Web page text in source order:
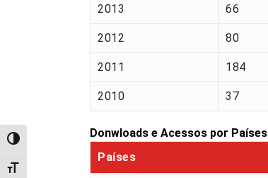
Alternar alto contraste
Alternar tamanho da fonte
2013 66
2012 80
2011 184
2010 37
Donwloads e Acessos por Países
Países